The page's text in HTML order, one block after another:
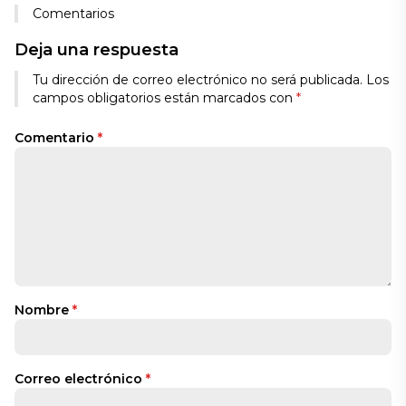
Comentarios
Deja una respuesta
Tu dirección de correo electrónico no será publicada. Los
campos obligatorios están marcados con *
Comentario *
Nombre *
Correo electrónico *